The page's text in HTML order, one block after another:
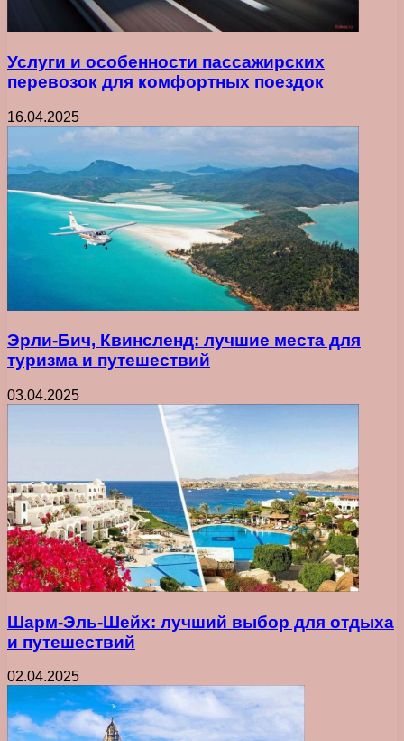
Услуги и особенности пассажирских
перевозок для комфортных поездок
16.04.2025
Эрли-Бич, Квинсленд: лучшие места для
туризма и путешествий
03.04.2025
Шарм-Эль-Шейх: лучший выбор для отдыха
и путешествий
02.04.2025